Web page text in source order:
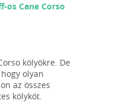
os Cane Corso
kölyökre. De
olyan
az összes
kölyköt.